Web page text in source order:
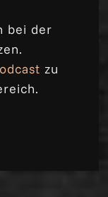
bei der
zu